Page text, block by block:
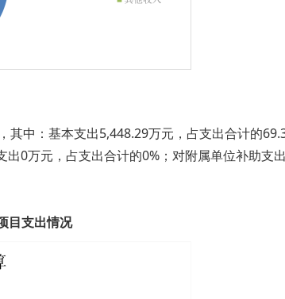
中：基本支出5,448.29万元，占支出合计的
0万元，占支出合计的0%；对附属单位补助支出
目支出情况